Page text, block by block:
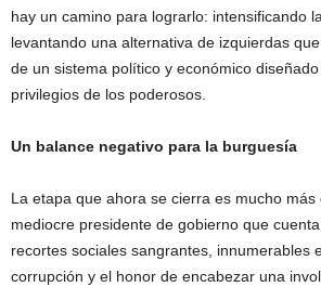
hay un camino para lograrlo: intensificando
levantando una alternativa de izquierdas
de un sistema político y económico
privilegios de los poderosos.
Un balance negativo para la burguesía
La etapa que ahora se cierra es mucho más
mediocre presidente de gobierno que
recortes sociales sangrantes, innumerables
corrupción y el honor de encabezar una